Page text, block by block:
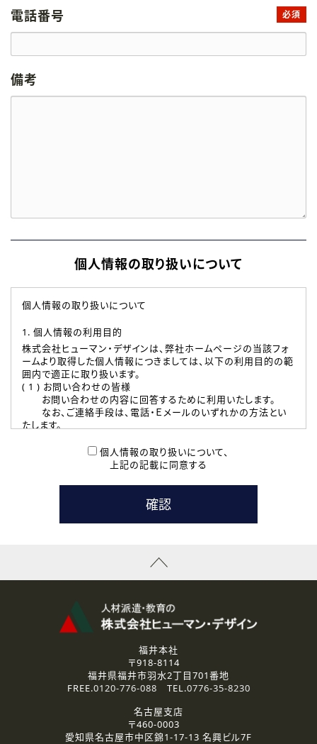
電話番号 必須
備考
個人情報の取り扱いについて
個人情報の取り扱いについて
1. 個人情報の利用目的
株式会社ヒューマン・デザインは、弊社ホームページの当該フォ
ームより取得した個人情報につきましては、以下の利用目的の範
囲内で適正に取り扱います。
( 1 ) お問い合わせの皆様
お問い合わせの内容に回答するために利用いたします。
なお、ご連絡手段は、電話・Ｅメールのいずれかの方法とい
たします。
本登録に関するご連絡および本登録時の参考情報として利
たします。
( 3 ) スタッフ派遣を検討されている企業の皆様
お問い合わせの内容に回答するために利用いたします。
なお、ご連絡手段は、電話・Ｅメールのいずれかの方法とい
資料送付、受講相談に関するご連絡のために利用いたしま
その他、お問い合わせの内容に回答するために利用いたし
なお、ご連絡手段は、電話・Ｅメールのいずれかの方法とい
2.個人情報の第三者提供
ご提供いただいた個人情報は、法令等の規定に従う場合を除き、
3.個人情報の取り扱いの委託
弊社の定める個人情報保護の評価基準を満たした委託先に、個
個人情報の取り扱いについて、
上記の記載に同意する
福井本社
〒918-8114
福井県福井市羽水2丁目701番地
FREE.0120-776-088 TEL.0776-35-8230
名古屋支店
〒460-0003
愛知県名古屋市中区錦1-17-13 名興ビル7F